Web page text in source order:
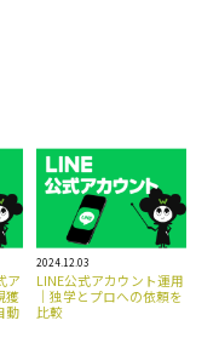
ア
獲
動
2024.12.03
LINE公式アカウント運用
｜独学とプロへの依頼を
比較